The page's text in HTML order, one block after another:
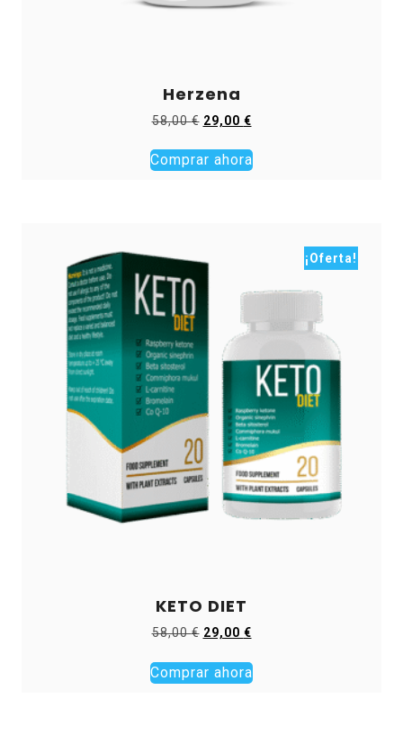
Herzena
58,00€ El
original
era:
29,00 €El
actual
es:
Comprar ahora
¡Oferta!
KETO DIET
58,00€ El
original
era:
29,00 €El
actual
es:
Comprar ahora